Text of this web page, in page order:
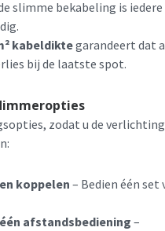
slimme bekabeling is
kabeldiktegarandeert dat
bij de laatste spot.
zodat u de verlichting
koppelen– Bedien één set
afstandsbediening –